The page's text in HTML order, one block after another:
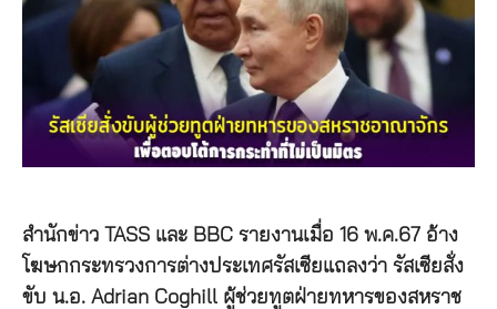
สำนักข่าว TASS และ BBC รายงานเมื่อ 16 พ.ค.67 อ้าง
โฆษกกระทรวงการต่างประเทศรัสเซียแถลงว่า รัสเซียสั่ง
ขับ น.อ. Adrian Coghill ผู้ช่วยทูตฝ่ายทหารของสหราช